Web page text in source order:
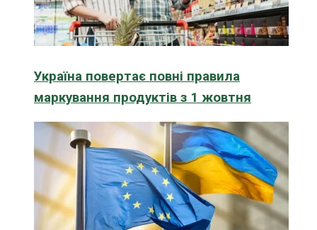
Україна повертає повні правила
маркування продуктів з 1 жовтня